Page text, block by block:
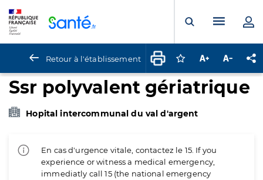
Ouvrir laMenu
Retour à l'établissement Connectez-vous
Augmenter la
Ssr polyvalent gériatrique
Hopital intercommunal du val d'argent
En cas d'urgence vitale, contactez le 15. If you
experience or witness a medical emergency,
immediatly call 15 (the national emergency